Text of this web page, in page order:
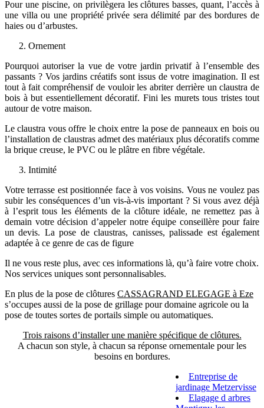
Pour une piscine, on privilègera les clôtures basses, quant, l’accès à
une villa ou une propriété privée sera délimité par des bordures de
haies ou d’arbustes.
Ornement
Pourquoi autoriser la vue de votre jardin privatif à l’ensemble des
passants ? Vos jardins créatifs sont issus de votre imagination. Il est
tout à fait compréhensif de vouloir les abriter derrière un claustra de
bois à but essentiellement décoratif. Fini les murets tous tristes tout
autour de votre maison.
Le claustra vous offre le choix entre la pose de panneaux en bois ou
l’installation de claustras admet des matériaux plus décoratifs comme
la brique creuse, le PVC ou le plâtre en fibre végétale.
Intimité
Votre terrasse est positionnée face à vos voisins. Vous ne voulez pas
subir les conséquences d’un vis-à-vis important ? Si vous avez déjà
à l’esprit tous les éléments de la clôture idéale, ne remettez pas à
demain votre décision d’appeler notre équipe conseillère pour faire
un devis. La pose de claustras, canisses, palissade est également
adaptée à ce genre de cas de figure
Il ne vous reste plus, avec ces informations là, qu’à faire votre choix.
Nos services uniques sont personnalisables.
En plus de la pose de clôtures CASSAGRAND ELEGAGE à Eze
s’occupes aussi de la pose de grillage pour domaine agricole ou la
pose de toutes sortes de portails simple ou automatiques.
Trois raisons d’installer une manière spécifique de clôtures.
A chacun son style, à chacun sa réponse ornementale pour les
besoins en bordures.
Entreprise de
jardinage Metzervisse
Elagage d arbres